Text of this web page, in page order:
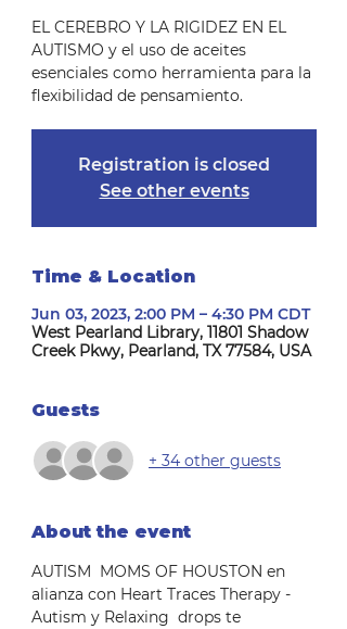
EL CEREBRO Y LA RIGIDEZ EN EL
AUTISMO y el uso de aceites
esenciales como herramienta para la
Registration is closed
See other events
Time & Location
Jun 03, 2023, 2:00 PM – 4:30 PM CDT
West Pearland Library, 11801 Shadow
Creek Pkwy, Pearland, TX 77584, USA
Guests
+ 34 other guests
About the event
AUTISM  MOMS OF HOUSTON en
alianza con Heart Traces Therapy -
Autism y Relaxing  drops te